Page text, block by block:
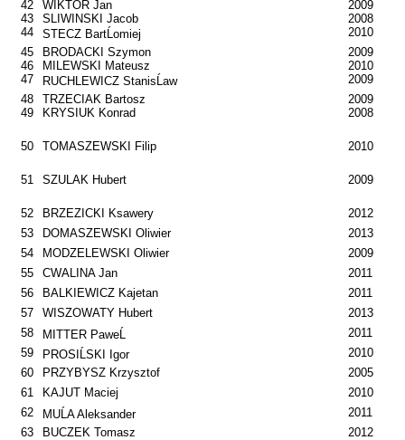
42 WIKTOR Jan
2009
43
SLIWINSKI Jacob
2008
44
STECZ BartĹomiej
2010
45
BRODACKI Szymon
2009
46
MILEWSKI Mateusz
2010
47
RUCHLEWICZ StanisĹaw
2009
48
TRZECIAK Bartosz
2009
49
KRYSIUK Konrad 2008
50 TOMASZEWSKI Filip 2010
51 SZULAK Hubert 2009
52 BRZEZICKI Ksawery
2012
53
DOMASZEWSKI Oliwier
2013
54
MODZELEWSKI Oliwier
2009
55
CWALINA Jan
2011
56
BALKIEWICZ Kajetan
2011
57
WISZOWATY Hubert
2013
58
MITTER PaweĹ
2011
59
PROSIĹSKI Igor
2010
60
PRZYBYSZ Krzysztof
2005
61
KAJUT Maciej
2010
62
MUĹA Aleksander
2011
63
BUCZEK Tomasz
2012